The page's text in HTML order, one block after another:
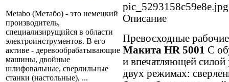
Metabo (Метабо) - это немецкий
производитель,
специализирущийся в области
электроинструментов. В его
активе - деревообрабатывающие
машины, двойные
шлифовальные, сверлильные
станки (настольные), ...
pic_5293158c59e8e.jpg
Описание
Превосходные
Макита HR 5001 C
и впечатляющей силой
двух режимах: